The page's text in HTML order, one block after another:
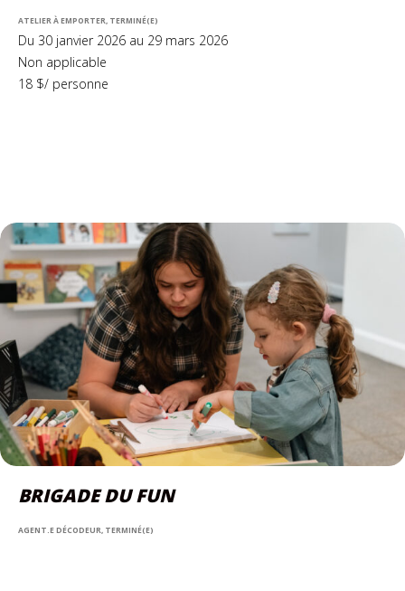
ATELIER À EMPORTER, TERMINÉ(E)
Du 30 janvier 2026 au 29 mars 2026
Non applicable
18 $/ personne
BRIGADE DU FUN
AGENT.E DÉCODEUR, TERMINÉ(E)